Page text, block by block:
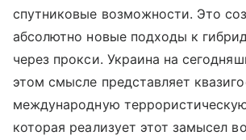
спутниковые возможности. Это
абсолютно новые подходы к
через прокси. Украина на
этом смысле представляет
международную
которая реализует этот замысел